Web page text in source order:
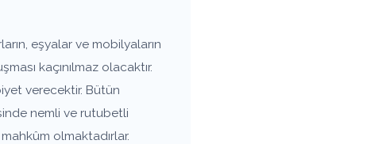
eşyalar ve mobilyaların
kaçınılmaz olacaktır.
verecektir. Bütün
nemli ve rutubetli
olmaktadırlar.